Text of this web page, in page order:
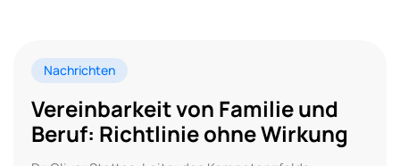
Nachrichten
Vereinbarkeit von Familie und
Beruf: Richtlinie ohne Wirkung